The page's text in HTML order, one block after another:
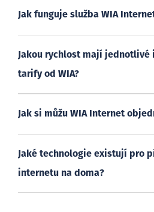
Jak funguje služba WIA
Jakou rychlost mají jednotlivé
tarify od WIA?
Jak si můžu WIA Internet
Jaké technologie existují pro
internetu na doma?